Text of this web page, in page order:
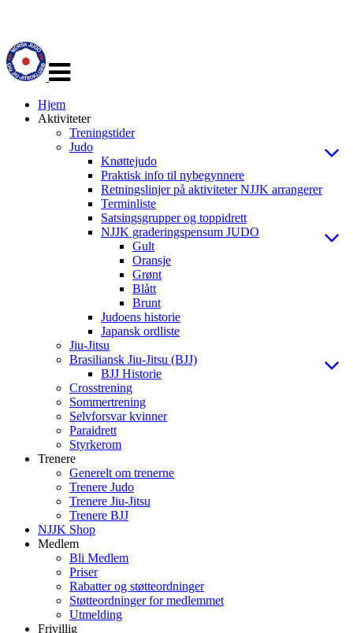
navigasjon
Hjem
Aktiviteter
Treningstider
Judo
Knøttejudo
Praktisk info til nybegynnere
Retningslinjer på aktiviteter NJJK arrangerer
Terminliste
Satsingsgrupper og toppidrett
NJJK graderingspensum JUDO
Gult
Oransje
Grønt
Blått
Brunt
Judoens historie
Japansk ordliste
Jiu-Jitsu
Brasiliansk Jiu-Jitsu (BJJ)
BJJ Historie
Crosstrening
Sommertrening
Selvforsvar kvinner
Paraidrett
Styrkerom
Trenere
Generelt om trenerne
Trenere Judo
Trenere Jiu-Jitsu
Trenere BJJ
NJJK Shop
Medlem
Bli Medlem
Priser
Rabatter og støtteordninger
Støtteordninger for medlemmet
Utmelding
Frivillig